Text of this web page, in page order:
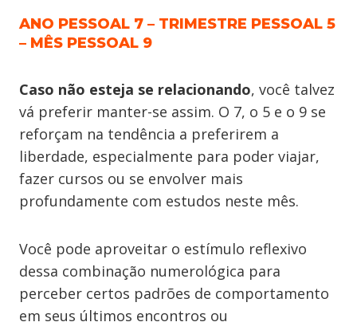
ANO PESSOAL 7 – TRIMESTRE PESSOAL 5
– MÊS PESSOAL 9
Caso não esteja se relacionando, você talvez
vá preferir manter-se assim. O 7, o 5 e o 9 se
reforçam na tendência a preferirem a
liberdade, especialmente para poder viajar,
fazer cursos ou se envolver mais
profundamente com estudos neste mês.
Você pode aproveitar o estímulo reflexivo
dessa combinação numerológica para
perceber certos padrões de comportamento
em seus últimos encontros ou